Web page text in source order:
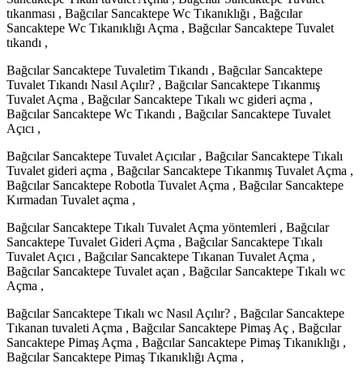
tıkanması , Bağcılar Sancaktepe Wc Tıkanıklığı , Bağcılar
Sancaktepe Wc Tıkanıklığı Açma , Bağcılar Sancaktepe Tuvalet
tıkandı ,
Bağcılar Sancaktepe Tuvaletim Tıkandı , Bağcılar Sancaktepe
Tuvalet Tıkandı Nasıl Açılır? , Bağcılar Sancaktepe Tıkanmış
Tuvalet Açma , Bağcılar Sancaktepe Tıkalı wc gideri açma ,
Bağcılar Sancaktepe Wc Tıkandı , Bağcılar Sancaktepe Tuvalet
Açıcı ,
Bağcılar Sancaktepe Tuvalet Açıcılar , Bağcılar Sancaktepe Tıkalı
Tuvalet gideri açma , Bağcılar Sancaktepe Tıkanmış Tuvalet Açma ,
Bağcılar Sancaktepe Robotla Tuvalet Açma , Bağcılar Sancaktepe
Kırmadan Tuvalet açma ,
Bağcılar Sancaktepe Tıkalı Tuvalet Açma yöntemleri , Bağcılar
Sancaktepe Tuvalet Gideri Açma , Bağcılar Sancaktepe Tıkalı
Tuvalet Açıcı , Bağcılar Sancaktepe Tıkanan Tuvalet Açma ,
Bağcılar Sancaktepe Tuvalet açan , Bağcılar Sancaktepe Tıkalı wc
Açma ,
Bağcılar Sancaktepe Tıkalı wc Nasıl Açılır? , Bağcılar Sancaktepe
Tıkanan tuvaleti Açma , Bağcılar Sancaktepe Pimaş Aç , Bağcılar
Sancaktepe Pimaş Açma , Bağcılar Sancaktepe Pimaş Tıkanıklığı ,
Bağcılar Sancaktepe Pimaş Tıkanıklığı Açma ,